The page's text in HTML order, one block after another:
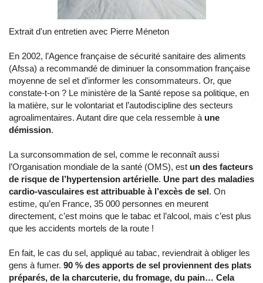
Extrait d'un entretien avec Pierre Méneton
En 2002, l’Agence française de sécurité sanitaire des aliments
(Afssa) a recommandé de diminuer la consommation française
moyenne de sel et d’informer les consommateurs. Or, que
constate-t-on ? Le ministère de la Santé repose sa politique, en
la matière, sur le volontariat et l’autodiscipline des secteurs
agroalimentaires. Autant dire que cela ressemble à une
démission.
La surconsommation de sel, comme le reconnaît aussi
l’Organisation mondiale de la santé (OMS), est un des facteurs
de risque de l’hypertension artérielle. Une part des maladies
cardio-vasculaires est attribuable à l’excès de sel. On
estime, qu’en France, 35 000 personnes en meurent
directement, c’est moins que le tabac et l’alcool, mais c’est plus
que les accidents mortels de la route !
En fait, le cas du sel, appliqué au tabac, reviendrait à obliger les
gens à fumer. 90 % des apports de sel proviennent des plats
préparés, de la charcuterie, du fromage, du pain… Cela